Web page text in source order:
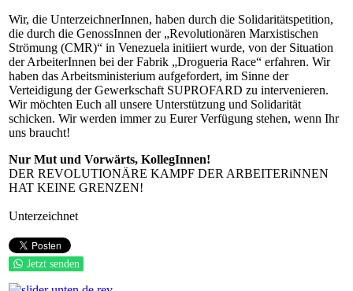
Wir, die UnterzeichnerInnen, haben durch die Solidaritätspetition,
die durch die GenossInnen der „Revolutionären Marxistischen
Strömung (CMR)“ in Venezuela initiiert wurde, von der Situation
der ArbeiterInnen bei der Fabrik „Drogueria Race“ erfahren. Wir
haben das Arbeitsministerium aufgefordert, im Sinne der
Verteidigung der Gewerkschaft SUPROFARD zu intervenieren.
Wir möchten Euch all unsere Unterstützung und Solidarität
schicken. Wir werden immer zu Eurer Verfügung stehen, wenn Ihr
uns braucht!
Nur Mut und Vorwärts, KollegInnen!
DER REVOLUTIONÄRE KAMPF DER ARBEITERiNNEN
HAT KEINE GRENZEN!
Unterzeichnet
Jetzt senden